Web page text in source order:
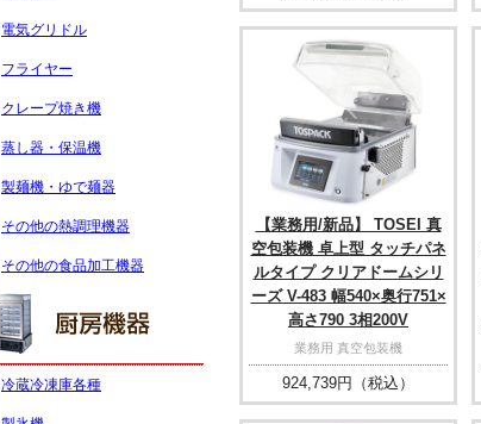
【業務用/新品】 TOSEI 真
空包装機 卓上型 タッチパネ
ルタイプ クリアドームシリ
ーズ V-483 幅540×奥行751×
高さ790 3相200V
業務用 真空包装機
924,739円（税込）
電気グリドル
フライヤー
クレープ焼き機
蒸し器・保温機
製麺機・ゆで麺器
その他の熱調理機器
その他の食品加工機器
冷蔵冷凍庫各種